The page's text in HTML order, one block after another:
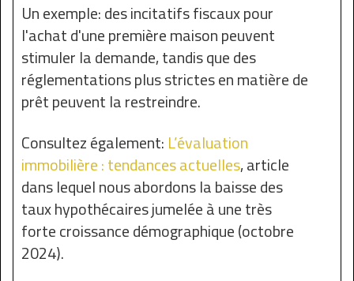
Un exemple: des incitatifs fiscaux pour
l'achat d'une première maison peuvent
stimuler la demande, tandis que des
réglementations plus strictes en matière de
prêt peuvent la restreindre.
Consultez également: L’évaluation
immobilière : tendances actuelles, article
dans lequel nous abordons la baisse des
taux hypothécaires jumelée à une très
forte croissance démographique (octobre
2024).